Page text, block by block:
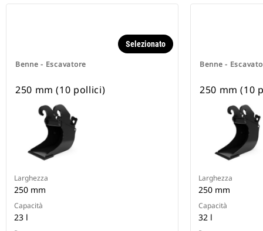
Benne - Escavatore
Selezionato
250 mm (10 pollici)
Larghezza
250 mm
Capacità
23 l
Benne -
250 mm (10
Larghezza
250 mm
Capacità
32 l